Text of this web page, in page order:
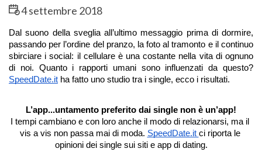
4 settembre 2018
Dal suono della sveglia all’ultimo messaggio prima di dormire,
passando per l’ordine del pranzo, la foto al tramonto e il continuo
sbirciare i social: il cellulare è una costante nella vita di ognuno
SpeedDate.it ha fatto uno studio tra i single, ecco i risultati.
L’app...untamento preferito dai single non è un’app!
I tempi cambiano e con loro anche il modo di relazionarsi, ma il
vis a vis non passa mai di moda. SpeedDate.it ci riporta le
opinioni dei single sui siti e app di dating.